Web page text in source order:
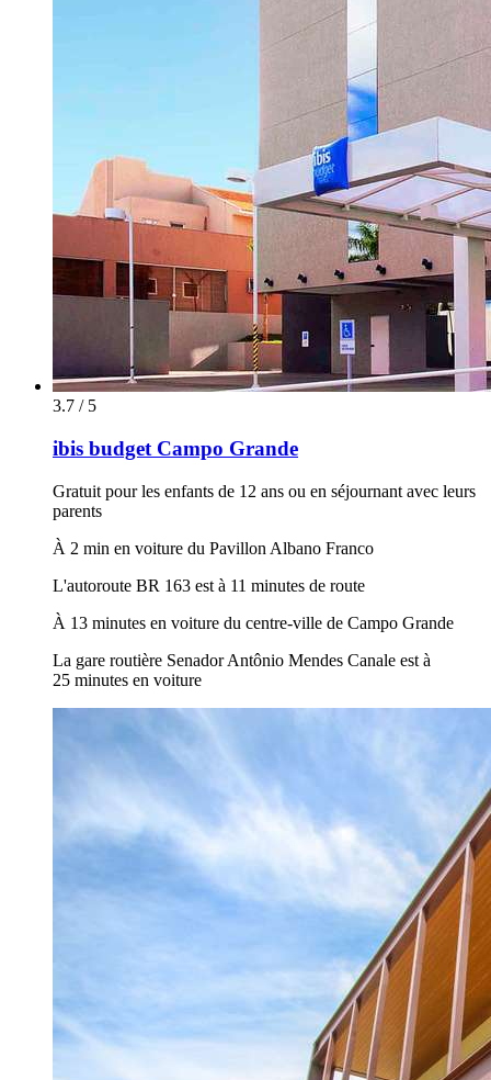
3.7 / 5
ibis budget Campo Grande
Gratuit pour les enfants de 12 ans ou en séjournant avec leurs
parents
À 2 min en voiture du Pavillon Albano Franco
L'autoroute BR 163 est à 11 minutes de route
À 13 minutes en voiture du centre-ville de Campo Grande
La gare routière Senador Antônio Mendes Canale est à
25 minutes en voiture